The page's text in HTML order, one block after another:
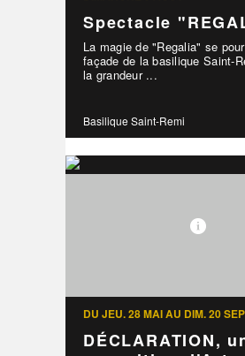
Spectacle
La magie de "Regalia" se
façade de la basilique Saint-
la grandeur ...
Basilique Saint-Remi
DU JEU. 28 MAI AU DIM. 20
DÉCLARATION,